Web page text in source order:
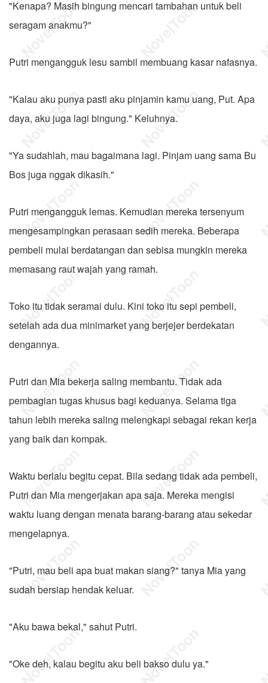
"Kenapa? Masih bingung mencari tambahan untuk beli
seragam anakmu?"
Putri mengangguk lesu sambil membuang kasar nafasnya.
"Kalau aku punya pasti aku pinjamin kamu uang, Put. Apa
daya, aku juga lagi bingung." Keluhnya.
"Ya sudahlah, mau bagaimana lagi. Pinjam uang sama Bu
Bos juga nggak dikasih."
Putri mengangguk lemas. Kemudian mereka tersenyum
mengesampingkan perasaan sedih mereka. Beberapa
pembeli mulai berdatangan dan sebisa mungkin mereka
memasang raut wajah yang ramah.
Toko itu tidak seramai dulu. Kini toko itu sepi pembeli,
setelah ada dua minimarket yang berjejer berdekatan
dengannya.
Putri dan Mia bekerja saling membantu. Tidak ada
pembagian tugas khusus bagi keduanya. Selama tiga
tahun lebih mereka saling melengkapi sebagai rekan kerja
yang baik dan kompak.
Waktu berlalu begitu cepat. Bila sedang tidak ada pembeli,
Putri dan Mia mengerjakan apa saja. Mereka mengisi
waktu luang dengan menata barang-barang atau sekedar
mengelapnya.
"Putri, mau beli apa buat makan siang?" tanya Mia yang
sudah bersiap hendak keluar.
"Aku bawa bekal," sahut Putri.
"Oke deh, kalau begitu aku beli bakso dulu ya."